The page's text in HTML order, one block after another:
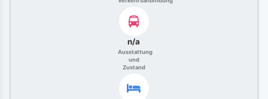
n/a
Ausstattung
und
Zustand